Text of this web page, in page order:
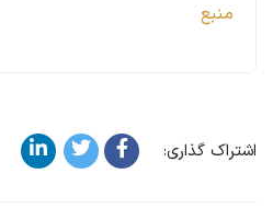
منبع
اشتراک گذاری: